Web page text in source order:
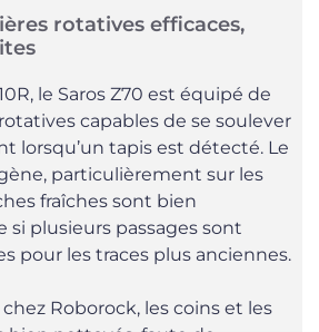
rotatives efficaces,
le Saros Z70 est équipé de
capables de se soulever
lorsqu’un tapis est détecté. Le
particulièrement sur les
fraîches sont bien
si plusieurs passages sont
pour les traces plus anciennes.
Roborock, les coins et les